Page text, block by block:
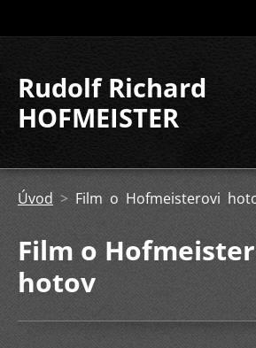
Rudolf Richard
HOFMEISTER
Úvod > Film o Hofmeisterovi
Film o
hotov